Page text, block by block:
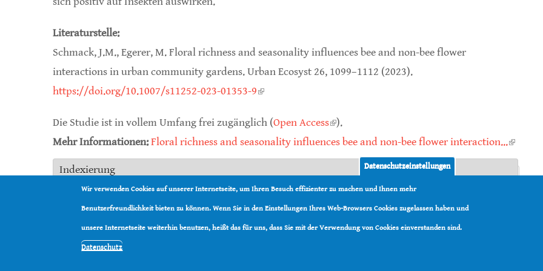
Literaturstelle:
Schmack, J.M., Egerer, M. Floral richness and seasonality influences bee and non-bee flower
interactions in urban community gardens. Urban Ecosyst 26, 1099–1112 (2023).
https://doi.org/10.1007/s11252-023-01353-9(link is external)
Die Studie ist in vollem Umfang frei zugänglich (Open Access(link is external)
).
Mehr Informationen:Floral richness and seasonality influences bee and non-bee flower interaction...(link is
Indexierung
Land:Deutschland
Organisation:Technische Universität München
Studienautoren:Julia Marion Schmack,Monika Egerer
Datenschutzeinstellungen
Wir verwenden Cookies auf unserer Internetseite, um Ihren Besuch effizienter zu machen und Ihnen mehr
Benutzerfreundlichkeit bieten zu können. Wenn Sie in den Einstellungen Ihres Web-Browsers Cookies zugelassen haben und
unsere Internetseite weiterhin benutzen, heißt das für uns, dass Sie mit der Verwendung von Cookies einverstanden sind.
Datenschutz